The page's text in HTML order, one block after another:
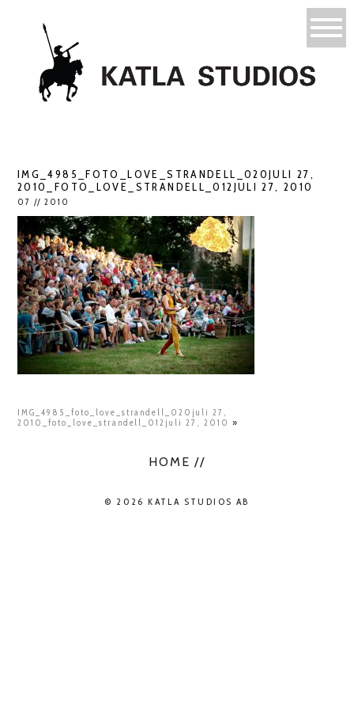
IMG_4985_FOTO_LOVE_STRANDELL_020JULI 27,
2010_FOTO_LOVE_STRANDELL_012JULI 27, 2010
07 // 2010
IMG_4985_foto_love_strandell_020juli 27,
2010_foto_love_strandell_012juli 27, 2010 »
HOME //
© 2026 KATLA STUDIOS AB